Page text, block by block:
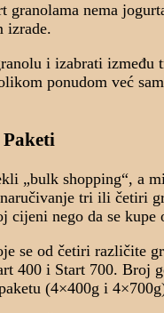
granolama nema
izrade.
i izabrati između
ponudom već
„bulk shopping“, a
tri ili četiri
cijeni nego da se kupe
se od četiri različite
400 i Start 700. Broj
(4×400g i